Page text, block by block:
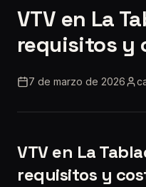
VTV en La
requisitos y
7 de marzo de 2026
VTV en La
requisitos y